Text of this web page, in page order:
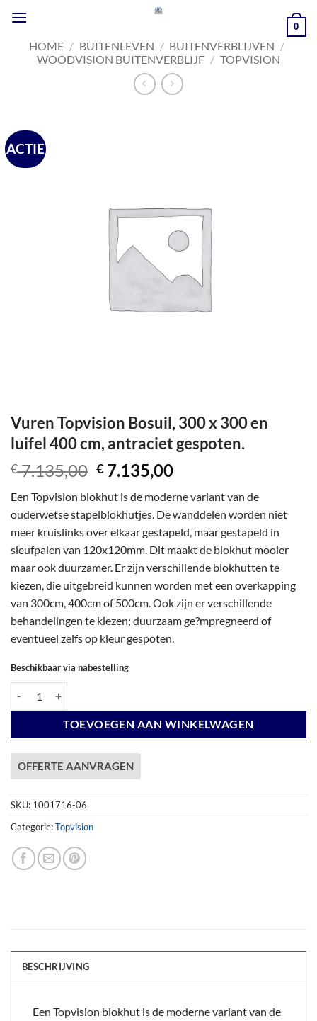
naar
inhoud
0
HOME / BUITENLEVEN / BUITENVERBLIJVEN /
WOODVISION BUITENVERBLIJF / TOPVISION
ACTIE
Vuren Topvision Bosuil, 300 x 300 en
luifel 400 cm, antraciet gespoten.
€7.135,00 Oorspronkelijke
was:
€ 7.135,00.
€ 7.135,00Huidige
is:
€ 7.135,00.
Een Topvision blokhut is de moderne variant van de
ouderwetse stapelblokhutjes. De wanddelen worden niet
meer kruislinks over elkaar gestapeld, maar gestapeld in
sleufpalen van 120x120mm. Dit maakt de blokhut mooier
maar ook duurzamer. Er zijn verschillende blokhutten te
kiezen, die uitgebreid kunnen worden met een overkapping
van 300cm, 400cm of 500cm. Ook zijn er verschillende
behandelingen te kiezen; duurzaam ge?mpregneerd of
eventueel zelfs op kleur gespoten.
Beschikbaar via nabestelling
TOEVOEGEN AAN WINKELWAGEN
OFFERTE AANVRAGEN
SKU: 1001716-06
Categorie:Topvision
BESCHRIJVING
Een Topvision blokhut is de moderne variant van de